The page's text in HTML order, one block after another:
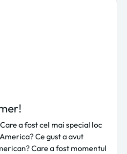
a fost cel mai special loc
Ce gust a avut
Care a fost momentul